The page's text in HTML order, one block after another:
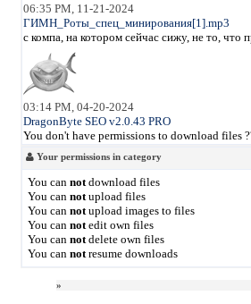
06:35 PM, 11-21-2024
ГИМН_Роты_спец_минирования[1].mp3
с компа, на котором сейчас сижу, не то, что
03:14 PM, 04-20-2024
DragonByte SEO v2.0.43 PRO
You don't have permissions to download files
Your permissions in category
You can notdownload files
You can notupload files
You can notupload images to files
You can notedit own files
You can notdelete own files
You can notresume downloads
»